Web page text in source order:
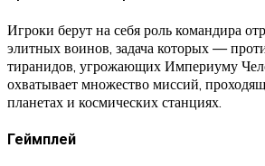
Игроки берут на себя роль командира
элитных воинов, задача которых —
тиранидов, угрожающих Империуму
охватывает множество миссий,
планетах и космических станциях.
Геймплей